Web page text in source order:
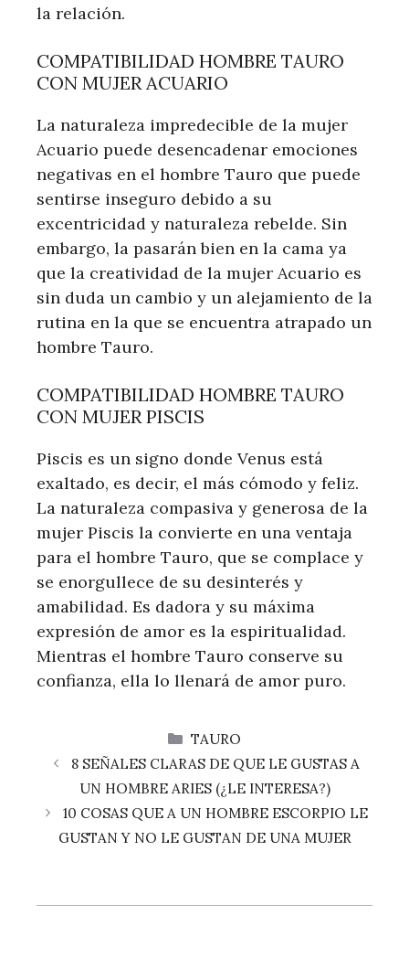
la relación.
COMPATIBILIDAD HOMBRE TAURO
CON MUJER ACUARIO
La naturaleza impredecible de la mujer
Acuario puede desencadenar emociones
negativas en el hombre Tauro que puede
sentirse inseguro debido a su
excentricidad y naturaleza rebelde. Sin
embargo, la pasarán bien en la cama ya
que la creatividad de la mujer Acuario es
sin duda un cambio y un alejamiento de la
rutina en la que se encuentra atrapado un
hombre Tauro.
COMPATIBILIDAD HOMBRE TAURO
CON MUJER PISCIS
Piscis es un signo donde Venus está
exaltado, es decir, el más cómodo y feliz.
La naturaleza compasiva y generosa de la
mujer Piscis la convierte en una ventaja
para el hombre Tauro, que se complace y
se enorgullece de su desinterés y
amabilidad. Es dadora y su máxima
expresión de amor es la espiritualidad.
Mientras el hombre Tauro conserve su
confianza, ella lo llenará de amor puro.
CATEGORÍAS
TAURO
8 SEÑALES CLARAS DE QUE LE GUSTAS A
UN HOMBRE ARIES (¿LE INTERESA?)
10 COSAS QUE A UN HOMBRE ESCORPIO LE
GUSTAN Y NO LE GUSTAN DE UNA MUJER